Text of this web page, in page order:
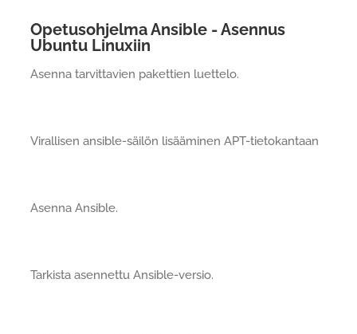
Opetusohjelma Ansible - Asennus
Ubuntu Linuxiin
Asenna tarvittavien pakettien luettelo.
Virallisen ansible-säilön lisääminen APT-tietokantaan
Asenna Ansible.
Tarkista asennettu Ansible-versio.